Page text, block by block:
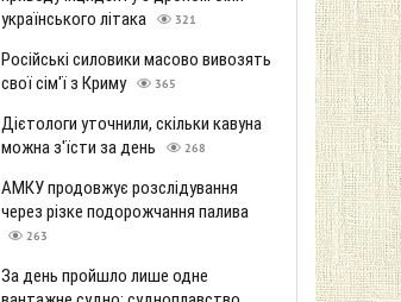
українського літака
321
Російські силовики масово вивозять
свої сім'ї з Криму
365
Дієтологи уточнили, скільки кавуна
можна з'їсти за день
268
АМКУ продовжує розслідування
через різке подорожчання палива
263
За день пройшло лише одне